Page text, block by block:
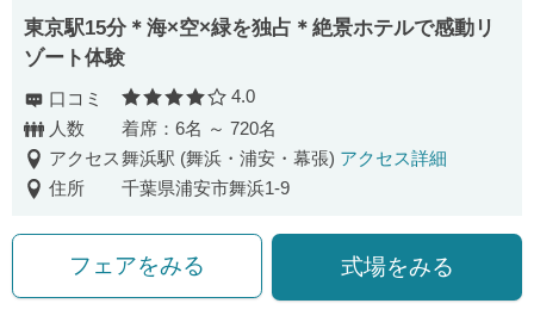
東京駅15分＊海×空×緑を独占＊絶景ホテルで感動リ
ゾート体験
口コミ 口コミ評価
4.0
人数
着席：6名 ～ 720名
アクセス舞浜駅 (舞浜・浦安・幕張) アクセス詳細
住所
千葉県浦安市舞浜1-9
フェアをみる 式場をみる